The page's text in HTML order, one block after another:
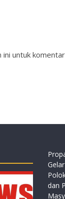
untuk
dan